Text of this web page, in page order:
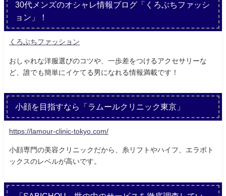
30代メンズのオシャレ情報ブログ「くろぶちファッシ
ョン」！
くろぶちファッション
おしゃれな洋服選びのコツや、一歩差をつけるアクセサリーな
ど、誰でも簡単にイケてる男になれる情報満載です！
小顔を目指すなら「ラムールクリニック東京」
https://lamour-clinic-tokyo.com/
小顔専門の美容クリニックだから、糸リフトやハイフ、エラボト
ックスのレベルが高いです。